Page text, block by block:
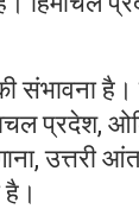
संभावना
उत्तरी